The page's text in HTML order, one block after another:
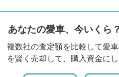
あなたの愛車、今いくら？
複数社の査定額を比較して愛
を賢く売却して、購入資金に